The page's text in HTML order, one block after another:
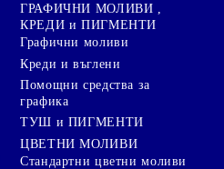
ГРАФИЧНИ МОЛИВИ ,
КРЕДИ и ПИГМЕНТИ
Графични моливи
Креди и въглени
Помощни средства за
графика
ТУШ и ПИГМЕНТИ
ЦВЕТНИ МОЛИВИ
Стандартни цветни моливи